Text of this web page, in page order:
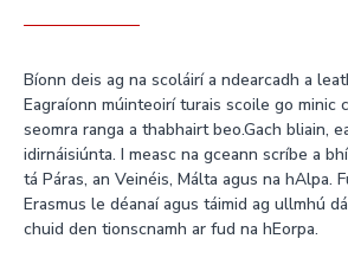
Bíonn deis ag na scoláirí a ndearcadh a
Eagraíonn múinteoirí turais scoile go minic
seomra ranga a thabhairt beo.Gach bliain,
idirnáisiúnta. I measc na gceann scríbe a
tá Páras, an Veinéis, Málta agus na hAlpa.
Erasmus le déanaí agus táimid ag ullmhú
chuid den tionscnamh ar fud na hEorpa.